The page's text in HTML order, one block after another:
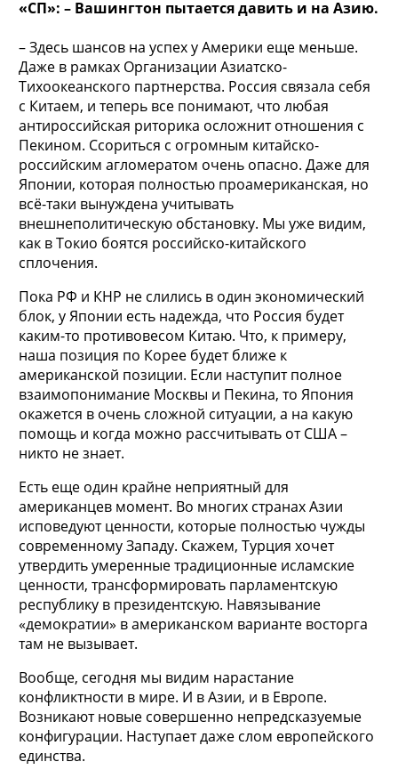
«СП»: – Вашингтон пытается давить и на Азию.
– Здесь шансов на успех у Америки еще меньше.
Даже в рамках Организации Азиатско-
Тихоокеанского партнерства. Россия связала себя
с Китаем, и теперь все понимают, что любая
антироссийская риторика осложнит отношения с
Пекином. Ссориться с огромным китайско-
российским агломератом очень опасно. Даже для
Японии, которая полностью проамериканская, но
всё-таки вынуждена учитывать
внешнеполитическую обстановку. Мы уже видим,
как в Токио боятся российско-китайского
сплочения.
Пока РФ и КНР не слились в один экономический
блок, у Японии есть надежда, что Россия будет
каким-то противовесом Китаю. Что, к примеру,
наша позиция по Корее будет ближе к
американской позиции. Если наступит полное
взаимопонимание Москвы и Пекина, то Япония
окажется в очень сложной ситуации, а на какую
помощь и когда можно рассчитывать от США –
никто не знает.
Есть еще один крайне неприятный для
американцев момент. Во многих странах Азии
исповедуют ценности, которые полностью чужды
современному Западу. Скажем, Турция хочет
утвердить умеренные традиционные исламские
ценности, трансформировать парламентскую
республику в президентскую. Навязывание
«демократии» в американском варианте восторга
там не вызывает.
Вообще, сегодня мы видим нарастание
конфликтности в мире. И в Азии, и в Европе.
Возникают новые совершенно непредсказуемые
конфигурации. Наступает даже слом европейского
единства.